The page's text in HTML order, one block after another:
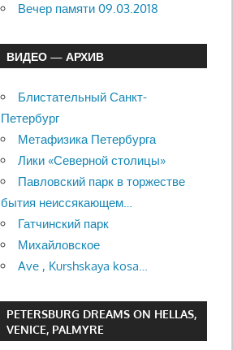
Вечер памяти 09.03.2018
ВИДЕО — АРХИВ
Блистательный Санкт-
Петербург
Метафизика Петербурга
Лики «Северной столицы»
Павловский парк в торжестве
бытия неиссякающем…
Гатчинский парк
Михайловское
Ave , Kurshskaya kosa…
PETERSBURG DREAMS ON HELLAS,
VENICE, PALMYRE